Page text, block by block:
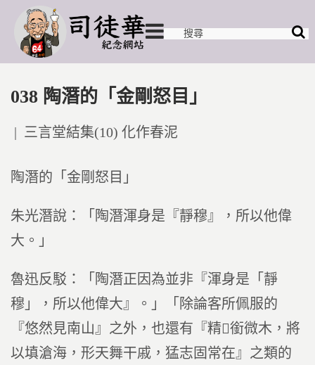
038 陶潛的「金剛怒目」
Posted
三言堂結集(10) 化作春泥
陶潛的「金剛怒目」
朱光潛說：「陶潛渾身是『靜穆』，所以他偉
大。」
魯迅反駁：「陶潛正因為並非『渾身是「靜
穆」，所以他偉大』。」「除論客所佩服的
『悠然見南山』之外，也還有『精銜微木，將
以填滄海，形天舞干戚，猛志固常在』之類的